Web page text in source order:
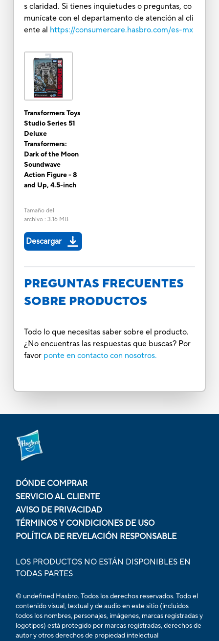
s claridad. Si tienes inquietudes o preguntas, co
munícate con el departamento de atención al cli
ente al https://consumercare.hasbro.com/es-mx
Transformers Toys
Studio Series 51
Deluxe
Transformers:
Dark of the Moon
Soundwave
Action Figure - 8
and Up, 4.5-inch
Tamaño del
archivo: 3.16 MB
Descargar
PREGUNTAS FRECUENTES
SOBRE PRODUCTOS
Todo lo que necesitas saber sobre el producto.
¿No encuentras las respuestas que buscas? Por
favor ponte en contacto con nosotros.
DÓNDE COMPRAR
SERVICIO AL CLIENTE
AVISO DE PRIVACIDAD
TÉRMINOS Y CONDICIONES DE USO
POLÍTICA DE REVELACIÓN RESPONSABLE
LOS PRODUCTOS NO ESTÁN DISPONIBLES EN
TODAS PARTES
© undefined Hasbro. Todos los derechos reservados. Todo el
contenido visual, textual y de audio en este sitio (incluidos
todos los nombres, personajes, imágenes, marcas registradas y
logotipos) está protegido por marcas registradas, derechos de
autor y otros derechos de propiedad intelectual